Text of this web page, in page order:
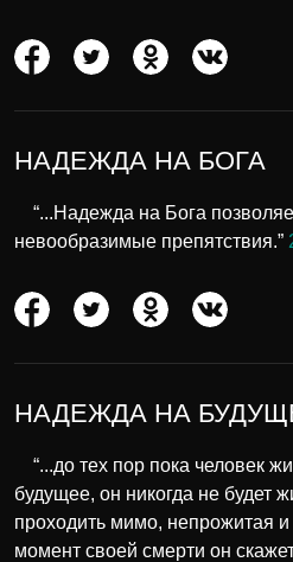
НАДЕЖДА НА БОГА
“...Надежда на Бога
невообразимые препятствия.”
НАДЕЖДА НА
“...до тех пор пока человек
будущее, он никогда не будет
проходить мимо, непрожитая
момент своей смерти он